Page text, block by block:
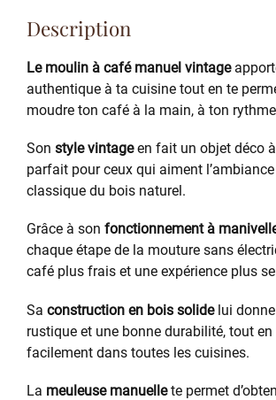
Description
Le moulin à café manuel vintage
authentique à ta cuisine tout en te
moudre ton café à la main, à ton
Son style vintageen fait un objet déco
parfait pour ceux qui aiment
classique du bois naturel.
Grâce à son fonctionnement à
chaque étape de la mouture sans
café plus frais et une expérience plus
Sa construction en bois solidelui
rustique et une bonne durabilité, tout en
facilement dans toutes les cuisines.
La meuleuse manuellete permet